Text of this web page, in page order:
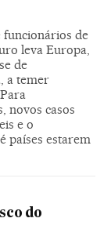
funcionários de
leva Europa,
de
a temer
novos casos
e o
países estarem
do